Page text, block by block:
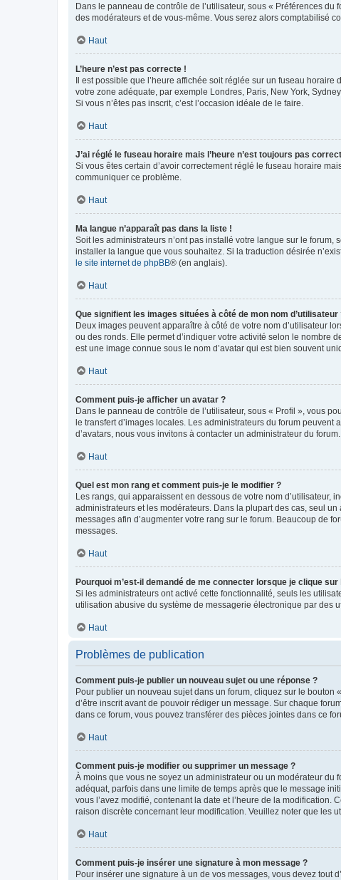
Dans le panneau de contrôle de l’utilisateur, sous « Préférences
des modérateurs et de vous-même. Vous serez alors comptabilisé
Haut
L’heure n’est pas correcte !
Il est possible que l’heure affichée soit réglée sur un fuseau
votre zone adéquate, par exemple Londres, Paris, New York,
Si vous n’êtes pas inscrit, c’est l’occasion idéale de le faire.
Haut
J’ai réglé le fuseau horaire mais l’heure n’est toujours pas
Si vous êtes certain d’avoir correctement réglé le fuseau horaire
communiquer ce problème.
Haut
Ma langue n’apparaît pas dans la liste !
Soit les administrateurs n’ont pas installé votre langue sur le
installer la langue que vous souhaitez. Si la traduction désirée
le site internet de phpBB® (en anglais).
Haut
Que signifient les images situées à côté de mon nom d’utilisateur
Deux images peuvent apparaître à côté de votre nom d’utilisateur
ou des ronds. Elle permet d’indiquer votre activité selon le nombre
est une image connue sous le nom d’avatar qui est bien souvent
Haut
Comment puis-je afficher un avatar ?
Dans le panneau de contrôle de l’utilisateur, sous « Profil », vous
le transfert d’images locales. Les administrateurs du forum
d’avatars, nous vous invitons à contacter un administrateur du forum.
Haut
Quel est mon rang et comment puis-je le modifier ?
Les rangs, qui apparaissent en dessous de votre nom
administrateurs et les modérateurs. Dans la plupart des cas, seul
messages afin d’augmenter votre rang sur le forum. Beaucoup de
messages.
Haut
Pourquoi m’est-il demandé de me connecter lorsque je clique
Si les administrateurs ont activé cette fonctionnalité, seuls les
utilisation abusive du système de messagerie électronique par des
Haut
Problèmes de publication
Comment puis-je publier un nouveau sujet ou une réponse ?
Pour publier un nouveau sujet dans un forum, cliquez sur le
d’être inscrit avant de pouvoir rédiger un message. Sur chaque
dans ce forum, vous pouvez transférer des pièces jointes dans ce
Haut
Comment puis-je modifier ou supprimer un message ?
À moins que vous ne soyez un administrateur ou un modérateur
adéquat, parfois dans une limite de temps après que le message
vous l’avez modifié, contenant la date et l’heure de la modification.
raison discrète concernant leur modification. Veuillez noter que les
Haut
Comment puis-je insérer une signature à mon message ?
Pour insérer une signature à un de vos messages, vous devez tout